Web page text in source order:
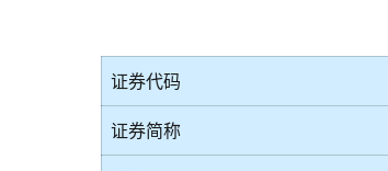
证券代码
证券简称